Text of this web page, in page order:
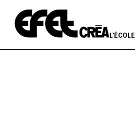
contenu
L'ÉCOLE